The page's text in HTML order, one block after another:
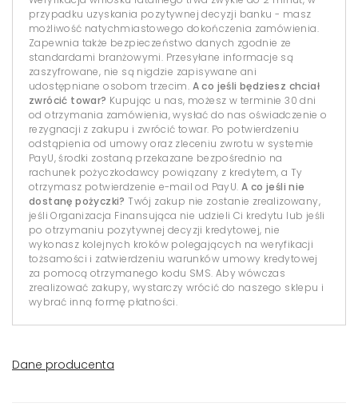
przypadku uzyskania pozytywnej decyzji banku - masz
możliwość natychmiastowego dokończenia zamówienia.
Zapewnia także bezpieczeństwo danych zgodnie ze
standardami branżowymi. Przesyłane informacje są
zaszyfrowane, nie są nigdzie zapisywane ani
udostępniane osobom trzecim. A co jeśli będziesz chciał
zwrócić towar? Kupując u nas, możesz w terminie 30 dni
od otrzymania zamówienia, wysłać do nas oświadczenie o
rezygnacji z zakupu i zwrócić towar. Po potwierdzeniu
odstąpienia od umowy oraz zleceniu zwrotu w systemie
PayU, środki zostaną przekazane bezpośrednio na
rachunek pożyczkodawcy powiązany z kredytem, a Ty
otrzymasz potwierdzenie e-mail od PayU. A co jeśli nie
dostanę pożyczki? Twój zakup nie zostanie zrealizowany,
jeśli Organizacja Finansująca nie udzieli Ci kredytu lub jeśli
po otrzymaniu pozytywnej decyzji kredytowej, nie
wykonasz kolejnych kroków polegających na weryfikacji
tożsamości i zatwierdzeniu warunków umowy kredytowej
za pomocą otrzymanego kodu SMS. Aby wówczas
zrealizować zakupy, wystarczy wrócić do naszego sklepu i
wybrać inną formę płatności.
Dane producenta